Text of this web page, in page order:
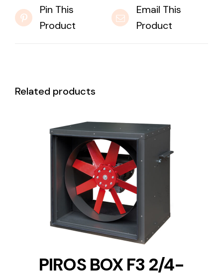
Pin This
Product
Email This
Product
Related products
DETAILS
PIROS BOX F3 2/4-